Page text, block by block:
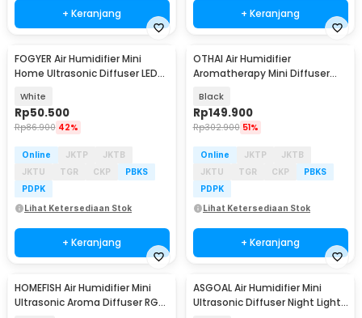
+ Keranjang + Keranjang
FOGYER Air Humidifier Mini
Home Ultrasonic Diffuser LED
White
Rp50.500
Rp86.900 42%
Online JKTP
JKTB
JKTU
TGR CKP
PBKS
PDPK
Lihat Ketersediaan Stok
+ Keranjang
OTHAI Air Humidifier
Aromatherapy Mini Diffuser
XXJ01
Black
Rp149.900
Rp302.900 51%
Online JKTP
JKTB
JKTU
TGR CKP
PBKS
PDPK
Lihat Ketersediaan Stok
+ Keranjang
HOMEFISH Air Humidifier Mini
Ultrasonic Aroma Diffuser RGB
ASGOAL Air Humidifier Mini
Ultrasonic Diffuser Night Light